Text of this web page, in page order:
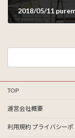
2018/05/11
TOP
運営会社概要
利用規約 プライバシーポ